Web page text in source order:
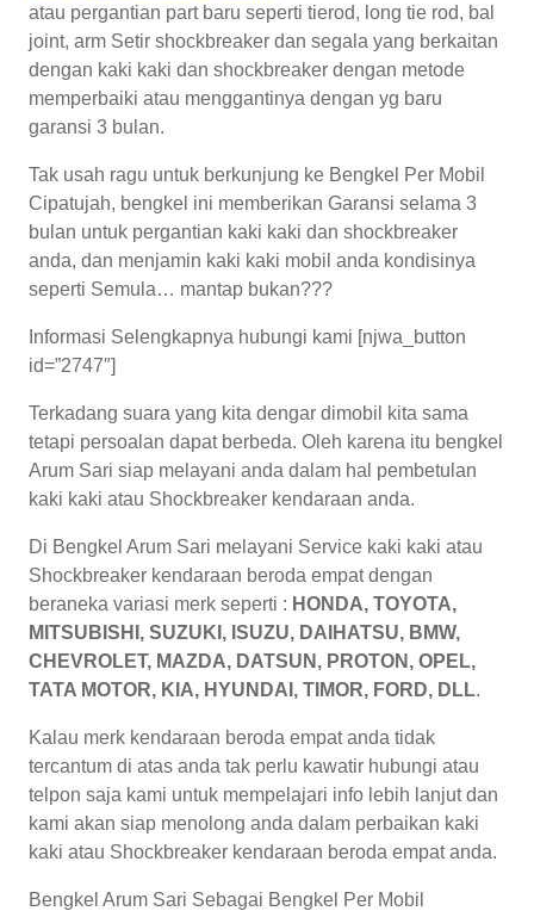
atau pergantian part baru seperti tierod, long tie rod, bal
joint, arm Setir shockbreaker dan segala yang berkaitan
dengan kaki kaki dan shockbreaker dengan metode
memperbaiki atau menggantinya dengan yg baru
garansi 3 bulan.
Tak usah ragu untuk berkunjung ke Bengkel Per Mobil
Cipatujah, bengkel ini memberikan Garansi selama 3
bulan untuk pergantian kaki kaki dan shockbreaker
anda, dan menjamin kaki kaki mobil anda kondisinya
seperti Semula… mantap bukan???
Informasi Selengkapnya hubungi kami [njwa_button
id=”2747″]
Terkadang suara yang kita dengar dimobil kita sama
tetapi persoalan dapat berbeda. Oleh karena itu bengkel
Arum Sari siap melayani anda dalam hal pembetulan
kaki kaki atau Shockbreaker kendaraan anda.
Di Bengkel Arum Sari melayani Service kaki kaki atau
Shockbreaker kendaraan beroda empat dengan
beraneka variasi merk seperti : HONDA, TOYOTA,
MITSUBISHI, SUZUKI, ISUZU, DAIHATSU, BMW,
CHEVROLET, MAZDA, DATSUN, PROTON, OPEL,
TATA MOTOR, KIA, HYUNDAI, TIMOR, FORD, DLL.
Kalau merk kendaraan beroda empat anda tidak
tercantum di atas anda tak perlu kawatir hubungi atau
telpon saja kami untuk mempelajari info lebih lanjut dan
kami akan siap menolong anda dalam perbaikan kaki
kaki atau Shockbreaker kendaraan beroda empat anda.
Bengkel Arum Sari Sebagai Bengkel Per Mobil